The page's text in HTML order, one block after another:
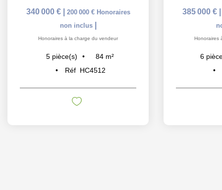
340 000 € 200 000 € Honoraires
non inclus
Honoraires à la charge du vendeur
5 pièce(s) 84 m²
Réf HC4512
385 000 €
Honoraires
6